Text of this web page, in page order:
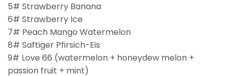
5# Strawberry Banana
6# Strawberry Ice
7# Peach Mango Watermelon
8# Saftiger Pfirsich-Eis
9# Love 66 (watermelon + honeydew melon +
passion fruit + mint)